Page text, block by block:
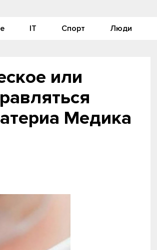
IT Спорт Люди
или
Медика